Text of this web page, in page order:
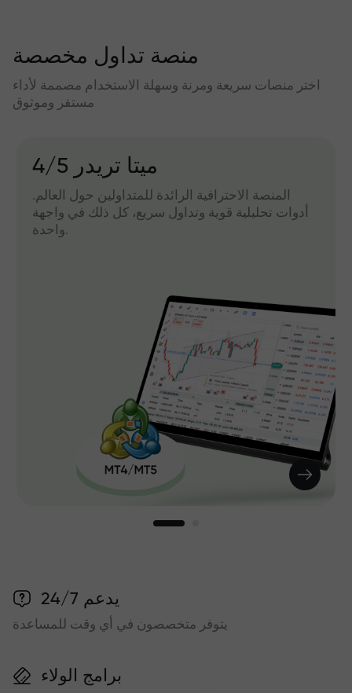
منصة تداول مخصصة
اختر منصات سريعة ومرنة وسهلة الاستخدام مصممة لأداء
مستقر وموثوق
میتا تریدر 4/5
المنصة الاحترافية الرائدة للمتداولين حول العالم.
أدوات تحليلية قوية وتداول سريع، كل ذلك في واجهة
واحدة.
يدعم 24/7
يتوفر متخصصون في أي وقت للمساعدة
برامج الولاء